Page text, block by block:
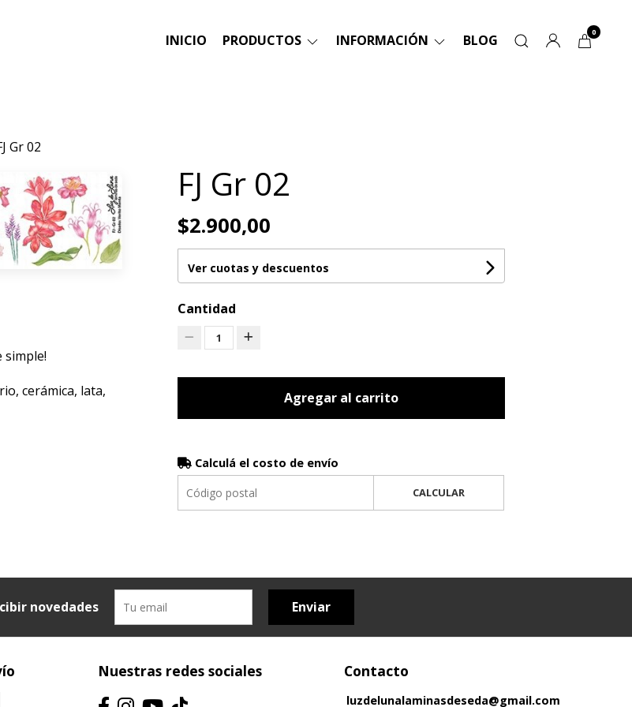
INICIO PRODUCTOS INFORMACIÓN BLOG 0
Gr 02
simple!
cerámica, lata,
FJ Gr 02
$2.900,00
Ver cuotas y descuentos
Cantidad
1
Agregar al carrito
Calculá el costo de envío
CALCULAR
novedades Enviar
Nuestras redes sociales Contacto
luzdelunalaminasdeseda@gmail.com